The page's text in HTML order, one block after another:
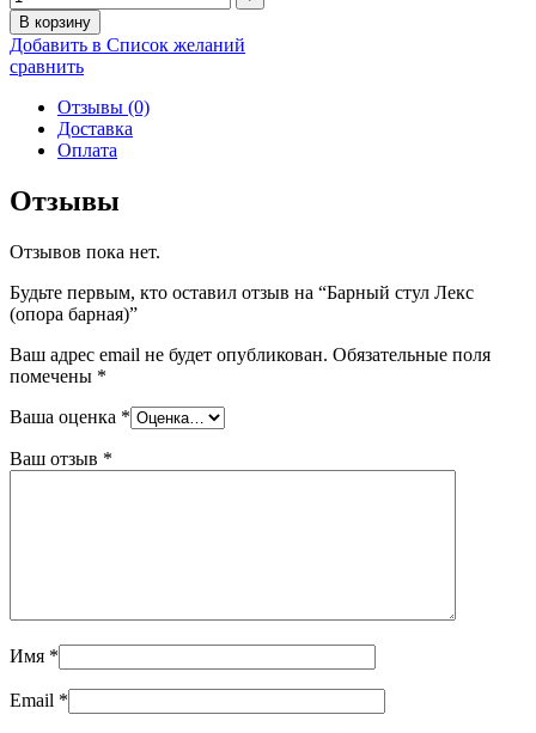
В корзину
Добавить в Список желаний
сравнить
Отзывы (0)
Доставка
Оплата
Отзывы
Отзывов пока нет.
Будьте первым, кто оставил отзыв на “Барный стул Лекс
(опора барная)”
Ваш адрес email не будет опубликован. Обязательные поля
помечены *
Ваша оценка *
Ваш отзыв *
Имя *
Email *